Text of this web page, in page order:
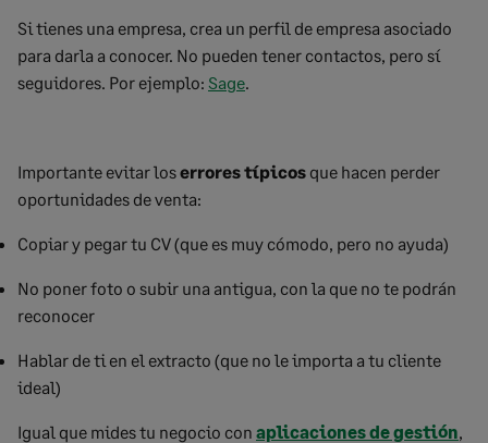
Si tienes una empresa, crea un perfil de empresa asociado
para darla a conocer. No pueden tener contactos, pero sí
seguidores. Por ejemplo: Sage.
Importante evitar loserrores típicos que hacen perder
oportunidades de venta:
Copiar y pegar tu CV (que es muy cómodo, pero no ayuda)
No poner foto o subir una antigua, con la que no te podrán
reconocer
Hablar de ti en el extracto (que no le importa a tu cliente
ideal)
Igual que mides tu negocio con aplicaciones de gestión,